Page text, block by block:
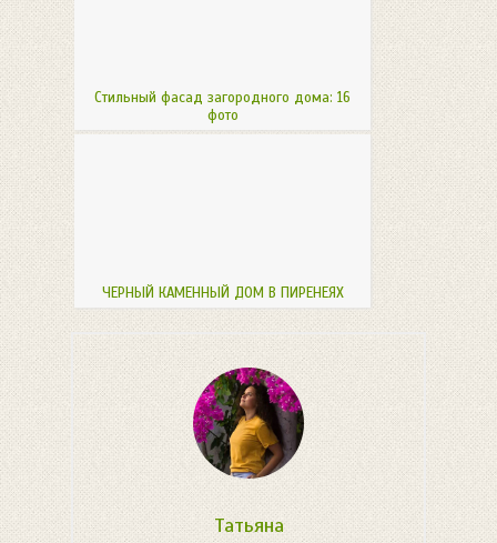
Стильный фасад загородного дома: 16
фото
ЧЕРНЫЙ КАМЕННЫЙ ДОМ В ПИРЕНЕЯХ
Татьяна